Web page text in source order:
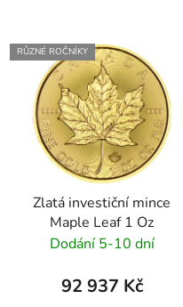
RŮZNÉ ROČNÍKY
Zlatá investiční mince
Maple Leaf 1 Oz
Dodání 5-10 dní
92 937 Kč